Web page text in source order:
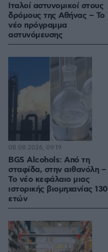
Ιταλοί αστυνομικοί στους
δρόμους της Αθήνας – Το
νέο πρόγραμμα
αστυνόμευσης
BGS Alcohols: Από τη
σταφίδα, στην αιθανόλη –
Το νέο κεφάλαιο μιας
ιστορικής βιομηχανίας 130
ετών
08.08.2026, 09:19